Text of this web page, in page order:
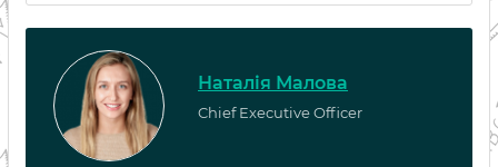
Наталія Малова
Chief Executive Officer